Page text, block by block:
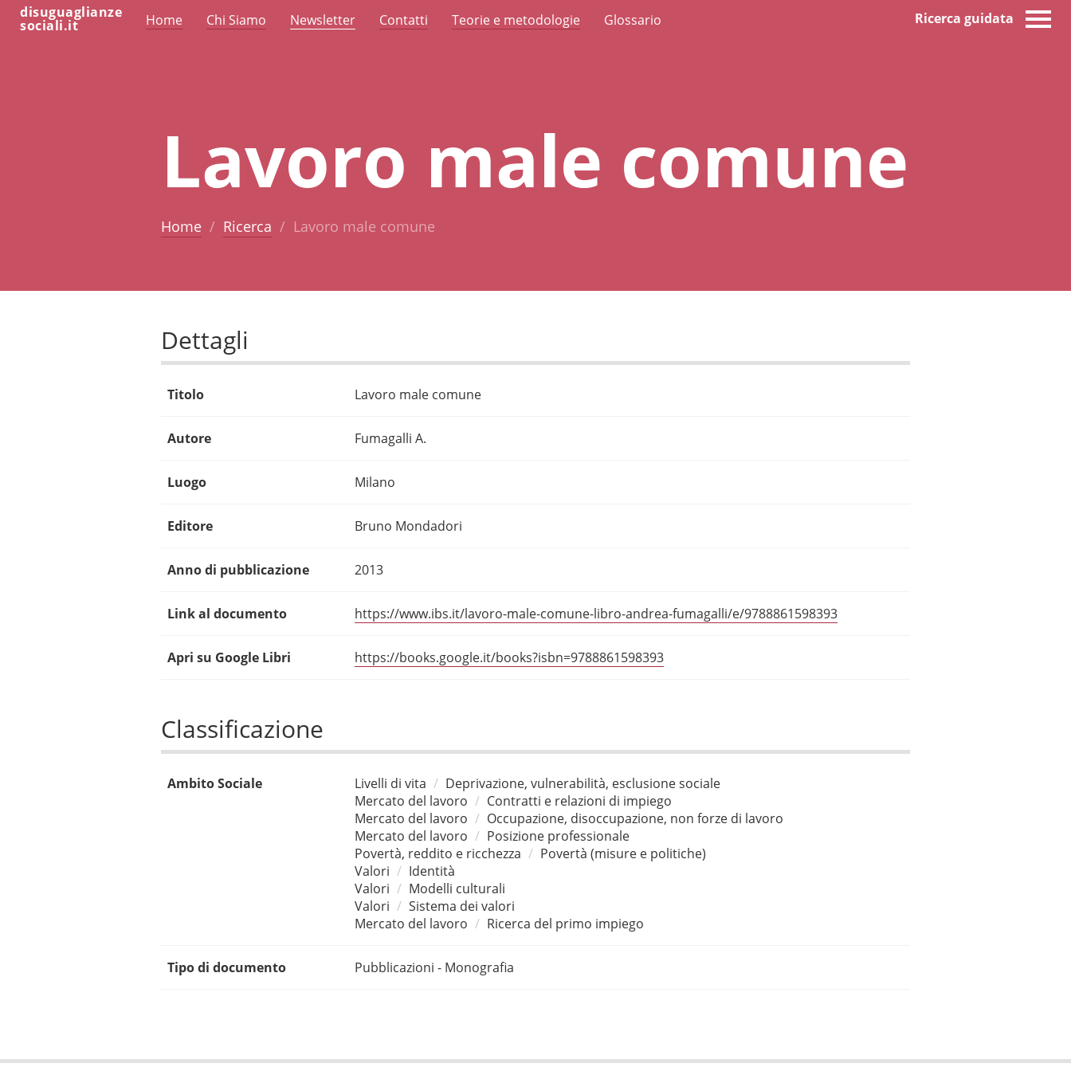
disuguaglianze
sociali.it Home Chi Siamo Newsletter Contatti Teorie e metodologie Glossario Ricerca guidata
Lavoro male comune
Home Ricerca Lavoro male comune
Dettagli
Titolo Lavoro male comune
Autore Fumagalli A.
Luogo Milano
Editore Bruno Mondadori
Anno di pubblicazione 2013
Link al documento https://www.ibs.it/lavoro-male-comune-libro-andrea-fumagalli/e/9788861598393
Apri su Google Libri https://books.google.it/books?isbn=9788861598393
Classificazione
Ambito Sociale Livelli di vita
Deprivazione, vulnerabilità, esclusione sociale
Mercato del lavoro
Contratti e relazioni di impiego
Mercato del lavoro
Occupazione, disoccupazione, non forze di lavoro
Mercato del lavoro
Posizione professionale
Povertà, reddito e ricchezza
Povertà (misure e politiche)
Valori
Identità
Valori
Modelli culturali
Valori
Sistema dei valori
Mercato del lavoro
Ricerca del primo impiego
Tipo di documento Pubblicazioni - Monografia